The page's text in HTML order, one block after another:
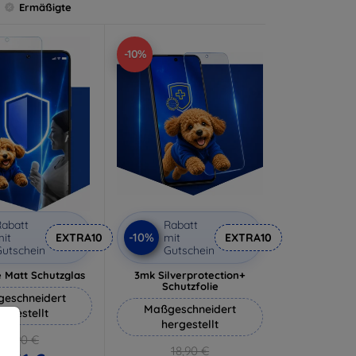
Ermäßigte
EXTRA10
Matt Schutzglas
12,90 €
-10%
-10%
Rabatt
mit
Gutschein
EXTRA10
3mk Silverprotection+
Schutzfolie
Maßgeschneidert
hergestellt
18,90 €